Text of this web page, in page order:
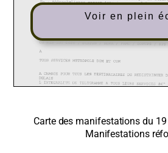
Voir en plein
Carte des manifestations du
Manifestations